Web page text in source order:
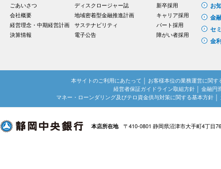
ごあいさつ
会社概要
経営理念・中期経営計画
決算情報
ディスクロージャー誌
地域密着型金融推進計画
サステナビリティ
電子公告
新卒採用
キャリア採用
パート採用
障がい者採用
お
金
セ
金
本サイトのご利用にあたって │ お客様本位の業務運営に関す
経営者保証ガイドライン取組方針│ 金融円
マネー・ローンダリング及びテロ資金供与対策に関する基本方針 │
本店所在地 〒410-0801 静岡県沼津市大手町4丁目